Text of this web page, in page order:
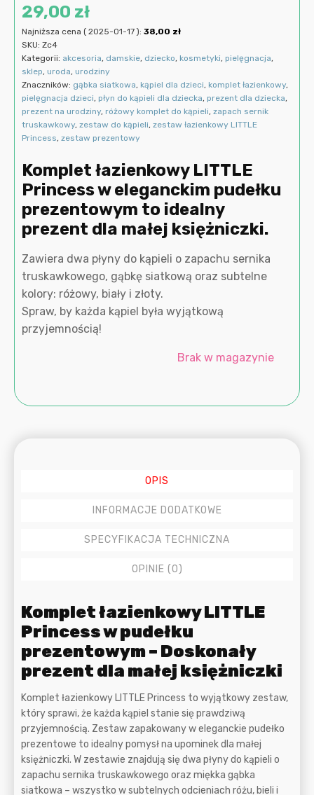
Pierwotna
cena
wynosiła:
38,00 zł.
29,00 złAktualna
cena
wynosi:
29,00 zł.
Najniższa cena ( 2025-01-17): 38,00 zł
SKU: Zc4
Kategorii: akcesoria, damskie, dziecko, kosmetyki, pielęgnacja,
sklep, uroda, urodziny
Znaczników: gąbka siatkowa, kąpiel dla dzieci, komplet łazienkowy,
pielęgnacja dzieci, płyn do kąpieli dla dziecka, prezent dla dziecka,
prezent na urodziny, różowy komplet do kąpieli, zapach sernik
truskawkowy, zestaw do kąpieli, zestaw łazienkowy LITTLE
Princess, zestaw prezentowy
Komplet łazienkowy LITTLE
Princess w eleganckim pudełku
prezentowym to idealny
prezent dla małej księżniczki.
Zawiera dwa płyny do kąpieli o zapachu sernika
truskawkowego, gąbkę siatkową oraz subtelne
kolory: różowy, biały i złoty.
Spraw, by każda kąpiel była wyjątkową
przyjemnością!
Brak w magazynie
OPIS
INFORMACJE DODATKOWE
SPECYFIKACJA TECHNICZNA
OPINIE (0)
Komplet łazienkowy LITTLE
Princess w pudełku
prezentowym – Doskonały
prezent dla małej księżniczki
Komplet łazienkowy LITTLE Princess to wyjątkowy zestaw,
który sprawi, że każda kąpiel stanie się prawdziwą
przyjemnością. Zestaw zapakowany w eleganckie pudełko
prezentowe to idealny pomysł na upominek dla małej
księżniczki. W zestawie znajdują się dwa płyny do kąpieli o
zapachu sernika truskawkowego oraz miękka gąbka
siatkowa – wszystko w subtelnych odcieniach różu, bieli i